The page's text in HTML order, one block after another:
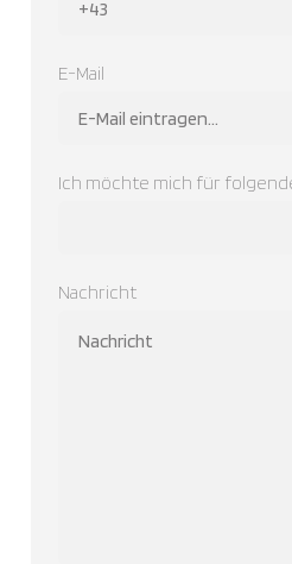
E-Mail
Ich möchte mich für
Nachricht